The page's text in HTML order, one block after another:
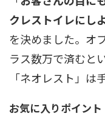
クレストイレにし
を決めました。オ
ラス数万で済むと
「ネオレスト」
お気に入りポイント